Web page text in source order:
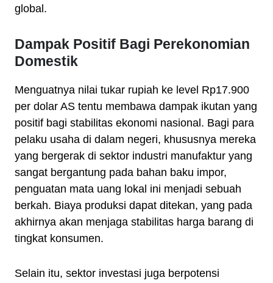
global.
Dampak Positif Bagi Perekonomian
Domestik
Menguatnya nilai tukar rupiah ke level Rp17.900
per dolar AS tentu membawa dampak ikutan yang
positif bagi stabilitas ekonomi nasional. Bagi para
pelaku usaha di dalam negeri, khususnya mereka
yang bergerak di sektor industri manufaktur yang
sangat bergantung pada bahan baku impor,
penguatan mata uang lokal ini menjadi sebuah
berkah. Biaya produksi dapat ditekan, yang pada
akhirnya akan menjaga stabilitas harga barang di
tingkat konsumen.
Selain itu, sektor investasi juga berpotensi